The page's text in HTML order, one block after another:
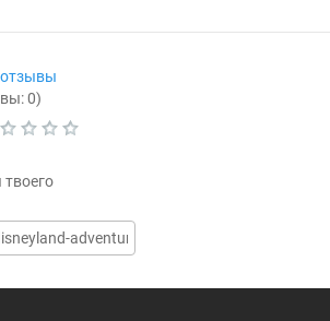
0)
твоего